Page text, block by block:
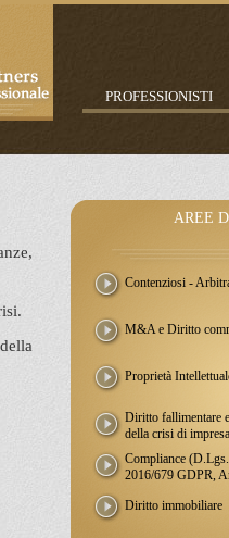
PROFESSIONISTI
AREE
Contenziosi -
M&A e Diritto
Proprietà
Diritto fallimentare
della crisi di impresa
Compliance
2016/679 GDPR,
Diritto immobiliare